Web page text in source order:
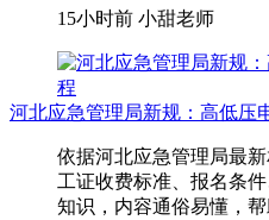
15小时前 小甜老师
河北应急管理局新规：高低压
依据河北应急管理局最
工证收费标准、报名条
知识，内容通俗易懂，